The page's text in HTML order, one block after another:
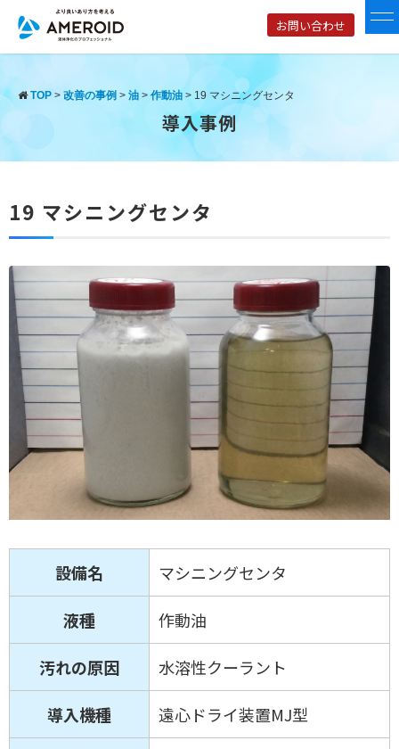
お問い合わせ
TOP > 改善の事例 > 油 >作動油 > 19 マシニングセンタ
導入事例
19 マシニングセンタ
設備名 マシニングセンタ
液種 作動油
汚れの原因 水溶性クーラント
導入機種 遠心ドライ装置MJ型